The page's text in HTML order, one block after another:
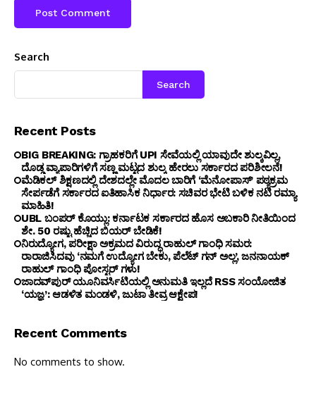
Search
Search
Recent Posts
BIG BREAKING: ಗ್ರಾಹಕರಿಗೆ UPI ಸೇವೆಯಲ್ಲಿ ಯಾವುದೇ ಶುಲ್ಕವಿಲ್ಲ,
ದೊಡ್ಡ ವ್ಯಾಪಾರಿಗಳಿಗೆ ಸಣ್ಣ ಮಟ್ಟದ ಶುಲ್ಕ ಹೇರಲು ಸರ್ಕಾರದ ಪರಿಶೀಲನೆ!
ಮೆಡಿಕಲ್ ಶಿಕ್ಷಣದಲ್ಲಿ ದೇಶದಲ್ಲೇ ಮೊದಲ ಬಾರಿಗೆ ‘ಮೆನೋಪಾಸ್’ ಪಠ್ಯಕ್ರಮ
ಸೇರ್ಪಡೆಗೆ ಸರ್ಕಾರದ ಐತಿಹಾಸಿಕ ನಿರ್ಧಾರ: ಸಚಿವರ ಭೇಟಿ ಬಳಿಕ ನಟಿ ರಮ್ಯಾ
ಮಾಹಿತಿ!
UBL ಬಂಪರ್ ಕೊಯ್ಲು: ಕರ್ನಾಟಕ ಸರ್ಕಾರದ ಹೊಸ ಅಬಕಾರಿ ನೀತಿಯಿಂದ
ಶೇ. 50 ರಷ್ಟು ಹೆಚ್ಚಿದ ಬಿಯರ್ ಬೇಡಿಕೆ!
ನಿರುದ್ಯೋಗ, ಪರೀಕ್ಷಾ ಅಕ್ರಮದ ವಿರುದ್ಧ ರಾಹುಲ್ ಗಾಂಧಿ ಸಮರ:
ರಾರಾಜಿಸಿದವು ‘ನಮಗೆ ಉದ್ಯೋಗ ಬೇಕು, ಪೆಲೆಟ್ ಗನ್ ಅಲ್ಲ’, ಜನನಾಯಕ್
ರಾಹುಲ್ ಗಾಂಧಿ ಪೋಸ್ಟರ್ ಗಳು!
ಜಾದವ್‌ಪುರ್ ಯೂನಿವರ್ಸಿಟಿಯಲ್ಲಿ ಅನುಮತಿ ಇಲ್ಲದೆ RSS ಸಂಯೋಜಿತ
‘ಯಜ್ಞ’: ಆಡಳಿತ ಮಂಡಳಿ, ಜುಟಾ ತೀವ್ರ ಆಕ್ಷೇಪ!
Recent Comments
No comments to show.